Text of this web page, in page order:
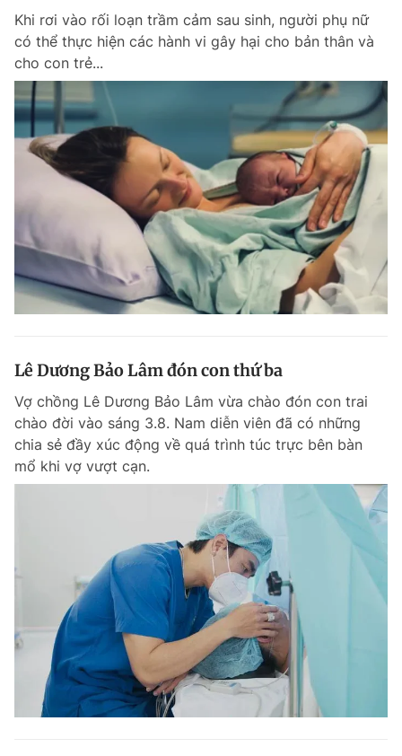
Khi rơi vào rối loạn trầm cảm sau sinh, người phụ nữ
có thể thực hiện các hành vi gây hại cho bản thân và
cho con trẻ...
Lê Dương Bảo Lâm đón con thứ ba
Vợ chồng Lê Dương Bảo Lâm vừa chào đón con trai
chào đời vào sáng 3.8. Nam diễn viên đã có những
chia sẻ đầy xúc động về quá trình túc trực bên bàn
mổ khi vợ vượt cạn.